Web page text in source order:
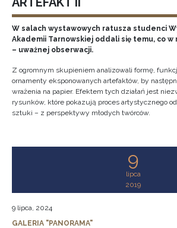
W salach wystawowych ratusza studenci
Akademii Tarnowskiej oddali się temu, co w
– uważnej obserwacji.
Z ogromnym skupieniem analizowali formę,
ornamenty eksponowanych artefaktów, by
wrażenia na papier. Efektem tych działań jest
rysunków, które pokazują proces artystycznego
sztuki – z perspektywy młodych twórców.
9
lipca
2019
9 lipca, 2024
GALERIA "PANORAMA"